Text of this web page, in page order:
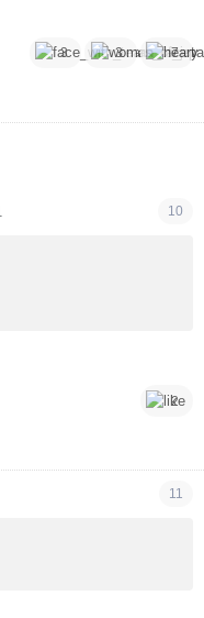
3 3 7
10
2
11